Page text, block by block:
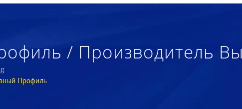
/ Производитель
Текстильных
Профиль